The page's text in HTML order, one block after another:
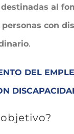
al
con
.
DEL